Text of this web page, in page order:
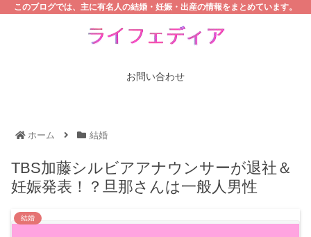
このブログでは、主に有名人の結婚・妊娠・出産の情報をまとめています。
お問い合わせ
ホーム 結婚
TBS加藤シルビアアナウンサーが退社＆
妊娠発表！？旦那さんは一般人男性
結婚